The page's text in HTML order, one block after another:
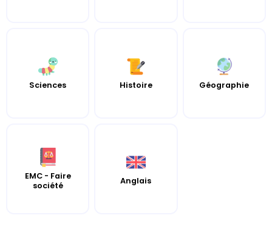
Sciences Histoire Géographie
EMC - Faire
société
Anglais